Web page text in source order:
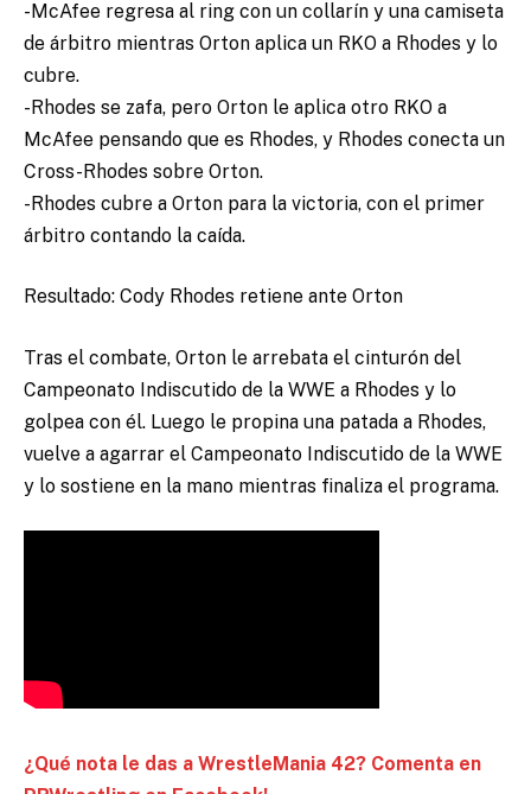
-McAfee regresa al ring con un collarín y una camiseta
de árbitro mientras Orton aplica un RKO a Rhodes y lo
cubre.
-Rhodes se zafa, pero Orton le aplica otro RKO a
McAfee pensando que es Rhodes, y Rhodes conecta un
Cross-Rhodes sobre Orton.
-Rhodes cubre a Orton para la victoria, con el primer
árbitro contando la caída.
Resultado: Cody Rhodes retiene ante Orton
Tras el combate, Orton le arrebata el cinturón del
Campeonato Indiscutido de la WWE a Rhodes y lo
golpea con él. Luego le propina una patada a Rhodes,
vuelve a agarrar el Campeonato Indiscutido de la WWE
y lo sostiene en la mano mientras finaliza el programa.
¿Qué nota le das a WrestleMania 42? Comenta en